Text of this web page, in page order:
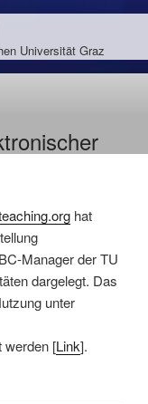
Universität Graz
hat
Manager der TU
dargelegt. Das
unter
werden [Link].